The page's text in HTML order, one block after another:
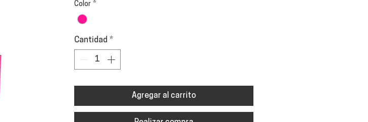
Color *
Cantidad *
Agregar al carrito